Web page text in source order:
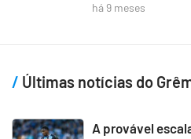
há 9 meses
Últimas notícias do
A provável